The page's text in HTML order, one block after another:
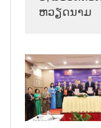
ຫວຽດ​ນາມ